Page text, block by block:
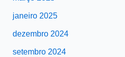
janeiro 2025
dezembro 2024
setembro 2024